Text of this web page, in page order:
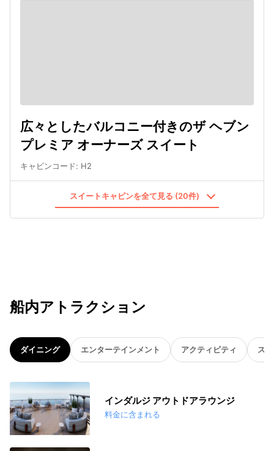
広々としたバルコニー付きのザ ヘブン
プレミア オーナーズ スイート
キャビンコード: H2
スイートキャビンを全て見る (20件)
船内アトラクション
ダイニング エンターテインメント アクティビティ ス
インダルジ アウトドアラウンジ
料金に含まれる